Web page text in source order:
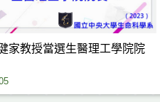
家教授當選生醫理工學院院